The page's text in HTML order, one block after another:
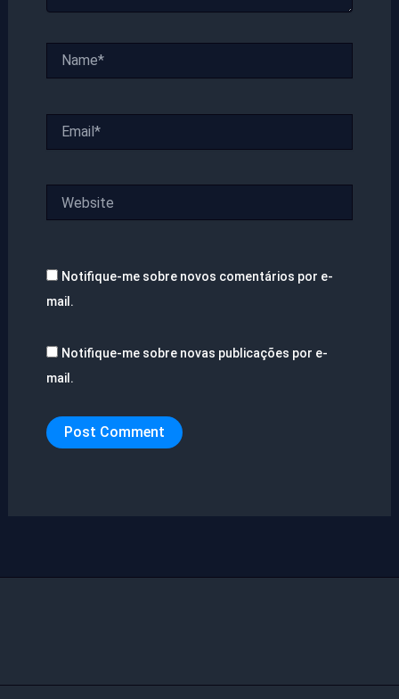
Notifique-me sobre novos comentários por e-
mail.
Notifique-me sobre novas publicações por e-
mail.